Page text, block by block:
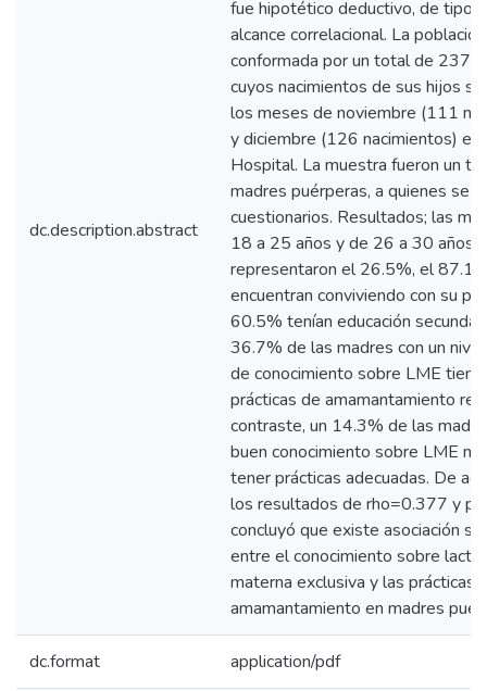
dc.description.abstract
fue hipotético deductivo, de tipo
alcance correlacional. La
conformada por un total de 237
cuyos nacimientos de sus hijos
los meses de noviembre (111
y diciembre (126 nacimientos) en
Hospital. La muestra fueron un
madres puérperas, a quienes se
cuestionarios. Resultados; las
18 a 25 años y de 26 a 30 años
representaron el 26.5%, el
encuentran conviviendo con su
60.5% tenían educación
36.7% de las madres con un
de conocimiento sobre LME
prácticas de amamantamiento
contraste, un 14.3% de las
buen conocimiento sobre LME
tener prácticas adecuadas. De
los resultados de rho=0.377 y
concluyó que existe asociación
entre el conocimiento sobre
materna exclusiva y las prácticas
amamantamiento en madres
dc.format application/pdf